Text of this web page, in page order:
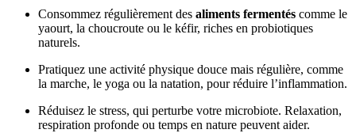
Consommez régulièrement des aliments fermentés comme le
yaourt, la choucroute ou le kéfir, riches en probiotiques
naturels.
Pratiquez une activité physique douce mais régulière, comme
la marche, le yoga ou la natation, pour réduire l’inflammation.
Réduisez le stress, qui perturbe votre microbiote. Relaxation,
respiration profonde ou temps en nature peuvent aider.